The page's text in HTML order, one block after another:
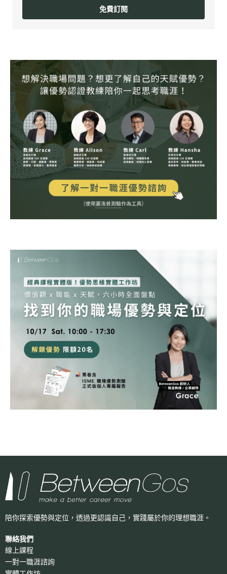
免費訂閱
陪你探索優勢與定位，透過更認識自己， 實踐屬於你的理想職涯。
聯絡我們
線上課程
一對一職涯諮詢